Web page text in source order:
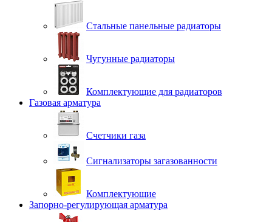
Стальные панельные радиаторы
Чугунные радиаторы
Комплектующие для радиаторов
Газовая арматура
Счетчики газа
Сигнализаторы загазованности
Комплектующие
Запорно-регулирующая арматура